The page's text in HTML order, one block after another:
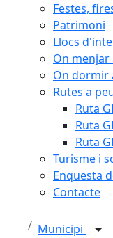
Festes,
Patrimoni
Llocs
On menjar
On dormir
Rutes a
Ruta
Ruta
Ruta
Turisme i
Enquesta
Contacte
Municipi